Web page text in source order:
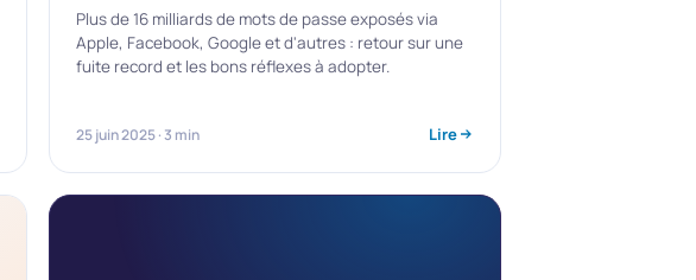
Plus de 16 milliards de mots de passe exposés via
Apple, Facebook, Google et d'autres : retour sur une
fuite record et les bons réflexes à adopter.
25 juin 2025 · 3 min Lire